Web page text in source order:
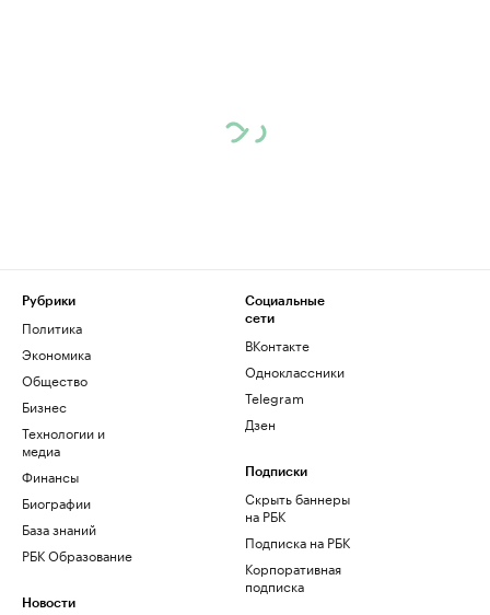
Рубрики
Политика
Экономика
Общество
Бизнес
Технологии и
медиа
Финансы
Биографии
База знаний
РБК Образование
Новости
Социальные
сети
ВКонтакте
Одноклассники
Telegram
Дзен
Подписки
Скрыть баннеры
на РБК
Подписка на РБК
Корпоративная
подписка